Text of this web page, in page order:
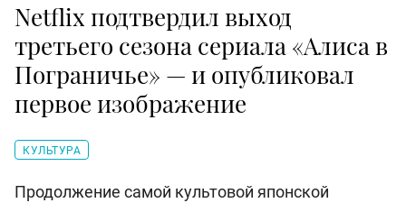
Netflix подтвердил выход
третьего сезона сериала «Алиса в
Пограничье» — и опубликовал
первое изображение
КУЛЬТУРА
Продолжение самой культовой японской